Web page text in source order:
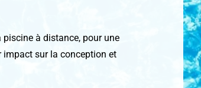
à distance, pour une
impact sur la conception et